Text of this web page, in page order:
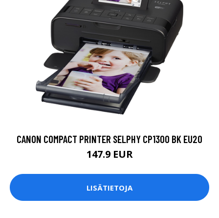
CANON COMPACT PRINTER SELPHY CP1300 BK EU20
147.9 EUR
LISÄTIETOJA